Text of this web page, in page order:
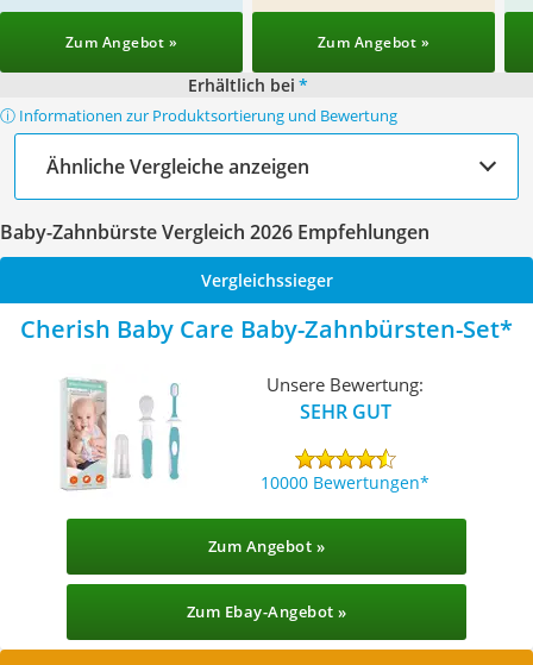
Zum Angebot » Zum Angebot »
Erhältlich bei *
ⓘ Informationen zur Produktsortierung und Bewertung
Ähnliche Vergleiche anzeigen
Baby-Zahnbürste Vergleich 2026 Empfehlungen
Vergleichssieger
Cherish Baby Care Baby-Zahnbürsten-Set
Unsere Bewertung:
SEHR GUT
10000 Bewertungen
Zum Angebot »
Zum Ebay-Angebot »